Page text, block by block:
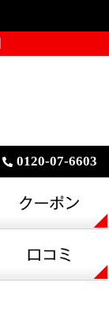
0120-07-6603